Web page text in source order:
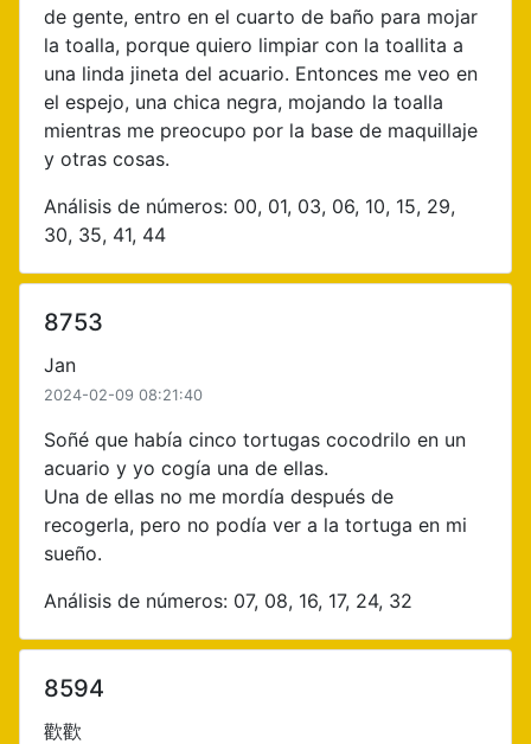
de gente, entro en el cuarto de baño para mojar
la toalla, porque quiero limpiar con la toallita a
una linda jineta del acuario. Entonces me veo en
el espejo, una chica negra, mojando la toalla
mientras me preocupo por la base de maquillaje
y otras cosas.
Análisis de números: 00, 01, 03, 06, 10, 15, 29,
30, 35, 41, 44
8753
Jan
2024-02-09 08:21:40
Soñé que había cinco tortugas cocodrilo en un
acuario y yo cogía una de ellas.
Una de ellas no me mordía después de
recogerla, pero no podía ver a la tortuga en mi
sueño.
Análisis de números: 07, 08, 16, 17, 24, 32
8594
歡歡